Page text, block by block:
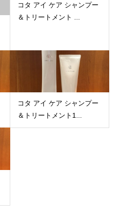
コタ アイ ケア シャンプー
＆トリートメント ...
コタ アイ ケア シャンプー
＆トリートメント1...